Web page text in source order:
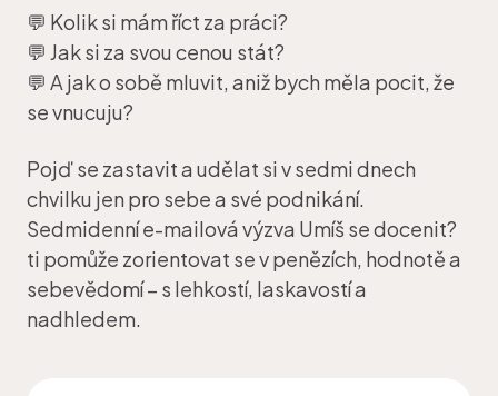
💬 Kolik si mám říct za práci?
💬 Jak si za svou cenou stát?
💬 A jak o sobě mluvit, aniž bych měla pocit, že
se vnucuju?
Pojď se zastavit a udělat si v sedmi dnech
chvilku jen pro sebe a své podnikání.
Sedmidenní e-mailová výzva Umíš se docenit?
ti pomůže zorientovat se v penězích, hodnotě a
sebevědomí – s lehkostí, laskavostí a
nadhledem.